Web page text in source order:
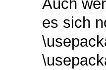
Auch
es sich